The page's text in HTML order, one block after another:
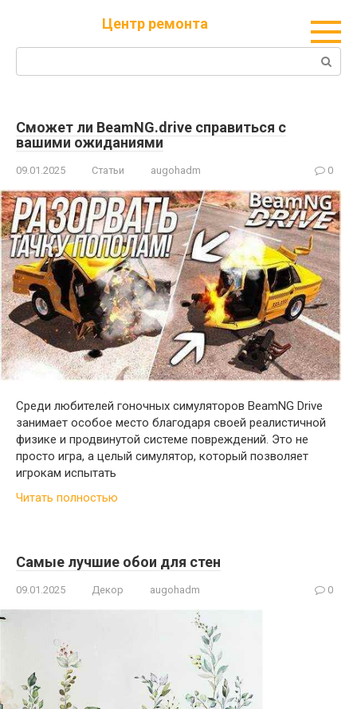
Центр ремонта
Поиск:
Сможет ли BeamNG.drive справиться с
вашими ожиданиями
09.01.2025 Статьи augohadm 0
Среди любителей гоночных симуляторов BeamNG Drive
занимает особое место благодаря своей реалистичной
физике и продвинутой системе повреждений. Это не
просто игра, а целый симулятор, который позволяет
игрокам испытать
Читать полностью
Самые лучшие обои для стен
09.01.2025 Декор augohadm 0